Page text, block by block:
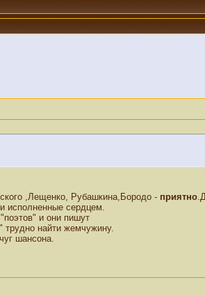
,Лещенко, Рубашкина,Бородо - приятно
исполненные сердцем.
и они пишут
трудно найти жемчужину.
шансона.